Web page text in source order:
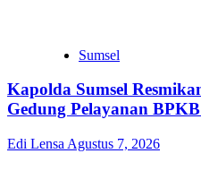
Sumsel
Kapolda Sumsel
Gedung Pelayanan
Edi Lensa Agustus 7, 2026